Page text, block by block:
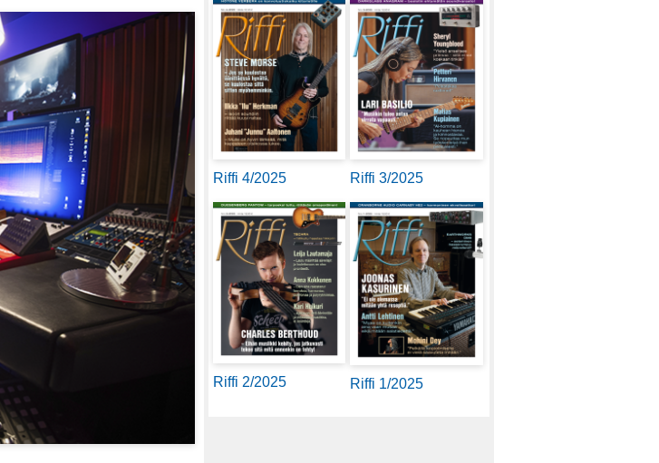
Riffi 4/2025 Riffi 3/2025
Riffi 2/2025 Riffi 1/2025